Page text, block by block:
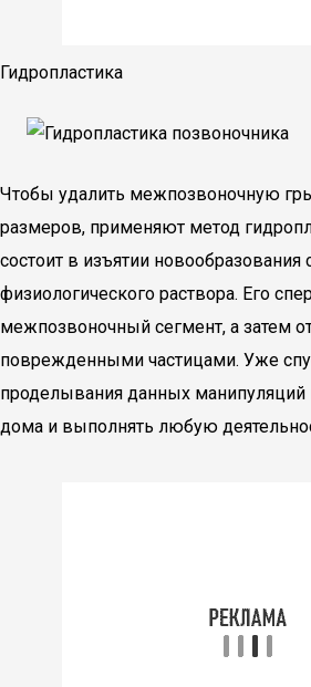
Гидропластика
Чтобы удалить межпозвоночную
размеров, применяют метод
состоит в изъятии
физиологического раствора. Его
межпозвоночный сегмент, а затем
поврежденными частицами. Уже
проделывания данных манипуляций
дома и выполнять любую